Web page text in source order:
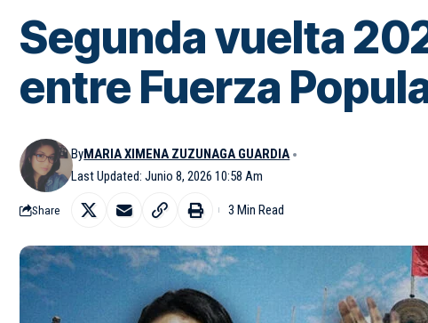
Segunda vuelta
entre Fuerza
Last Updated: Junio 8, 2026 10:58 Am
ByMARIA XIMENA ZUZUNAGA GUARDIA
Share 3 Min Read